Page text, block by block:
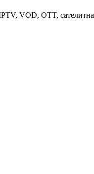
VOD, OTT,